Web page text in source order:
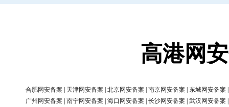
高港网
合肥网安备案 天津网安备案 北京网安备案 南京网安备案 东城网安备案
广州网安备案
南宁网安备案 海口网安备案 长沙网安备案 武汉网安备案